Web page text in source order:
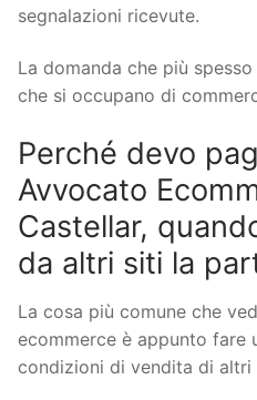
segnalazioni ricevute.
La domanda che più
che si occupano di
Perché devo
Avvocato
Castellar,
da altri siti la
La cosa più comune che
ecommerce è appunto fare
condizioni di vendita di altri